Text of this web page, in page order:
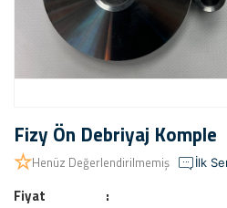
Fizy Ön Debriyaj Komple
Henüz Değerlendirilmemiş İlk
Fiyat